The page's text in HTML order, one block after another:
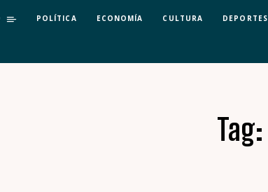
POLÍTICA ECONOMÍA CULTURA DEPORTES
Tag: